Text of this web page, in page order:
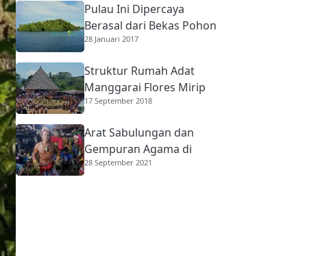
Pulau Ini Dipercaya
Berasal dari Bekas Pohon
Raksasa
28 Januari 2017
Struktur Rumah Adat
Manggarai Flores Mirip
Rumah Gadang
17 September 2018
Arat Sabulungan dan
Gempuran Agama di
Mentawai
28 September 2021